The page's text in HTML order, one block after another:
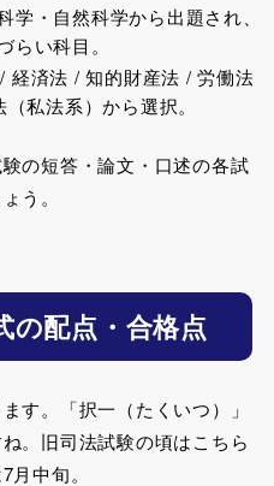
学・自然科学から出題され、
らい科目。
経済法 / 知的財産法 / 労働法
私法系）から選択。
の短答・論文・口述の各試
う。
の配点・合格点
す。「択一（たくいつ）」
。旧司法試験の頃はこちら
中旬。